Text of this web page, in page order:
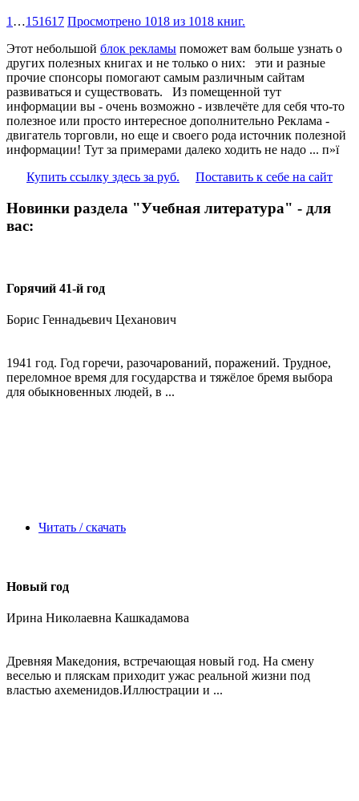
1 …151617 Просмотрено 1018 из 1018 книг.
Этот небольшой блок рекламы поможет вам больше узнать о
других полезных книгах и не только о них:
эти и разные
прочие спонсоры помогают самым различным сайтам
развиваться и существовать. Из помещенной тут
информации вы - очень возможно - извлечёте для себя что-то
полезное или просто интересное дополнительно Реклама -
двигатель торговли, но еще и своего рода источник полезной
информации! Тут за примерами далеко ходить не надо ... п»ї
Купить ссылку здесь за руб. Поставить к себе на сайт
Новинки раздела "Учебная литература" - для
вас:
Горячий 41-й год
Борис Геннадьевич Цеханович
1941 год. Год горечи, разочарований, поражений. Трудное,
переломное время для государства и тяжёлое бремя выбора
для обыкновенных людей, в ...
Читать / скачать
Новый год
Ирина Николаевна Кашкадамова
Древняя Македония, встречающая новый год. На смену
веселью и пляскам приходит ужас реальной жизни под
властью ахеменидов.Иллюстрации и ...